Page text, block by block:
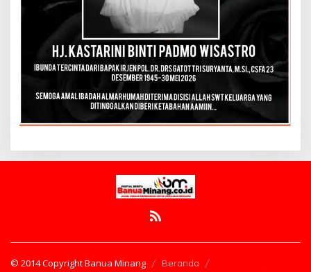
© 2014 Copyright Banua Minang
Beranda